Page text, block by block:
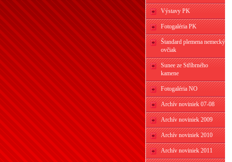
Výstavy PK
Fotogaléria PK
Štandard plemena nemecký
ovčiak
Sunee ze Stříbrného
kamene
Fotogaléria NO
Archív noviniek 07-08
Archív noviniek 2009
Archív noviniek 2010
Archív noviniek 2011